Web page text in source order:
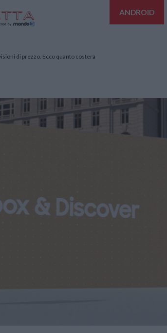
ANDROID
di prezzo. Ecco quanto costerà